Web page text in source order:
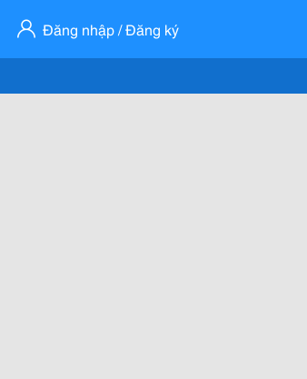
Đăng nhập / Đăng ký